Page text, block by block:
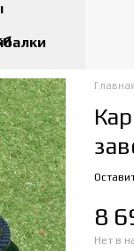
Главная
8
Нет в